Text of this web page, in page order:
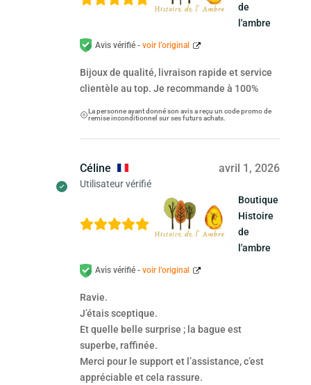
de
l'ambre
Avis vérifié - voir l’original
Bijoux de qualité, livraison rapide et service
clientèle au top. Je recommande à 100%
La personne ayant donné son avis a reçu un code promo de
remise inconditionnel sur ses futurs achats.
Céline
Utilisateur vérifié
avril 1, 2026
Boutique
Histoire
de
l'ambre
Avis vérifié - voir l’original
Ravie.
J’étais sceptique.
Et quelle belle surprise ; la bague est
superbe, raffinée.
Merci pour le support et l’assistance, c’est
appréciable et cela rassure.